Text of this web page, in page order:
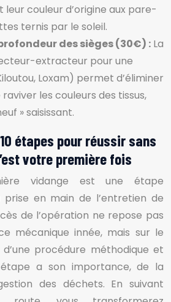
couleur d’origine aux pare-
ternis par le soleil.
des sièges (30€) : La
extracteur pour une
Loxam) permet d’éliminer
les couleurs des tissus,
» saisissant.
étapes pour réussir sans
votre première fois
vidange est une étape
en main de l’entretien de
de l’opération ne repose pas
mécanique innée, mais sur le
procédure méthodique et
étape a son importance, de la
des déchets. En suivant